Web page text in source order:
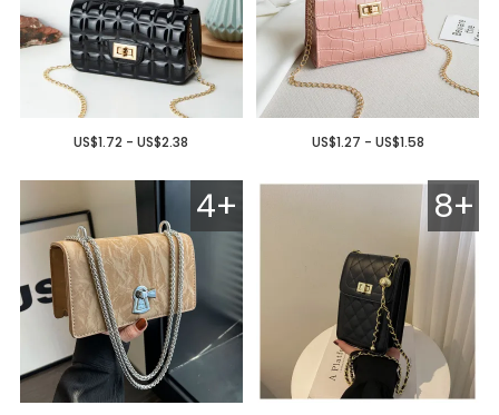
US$1.27 - US$1.58
US$1.72 - US$2.38
8+
4+